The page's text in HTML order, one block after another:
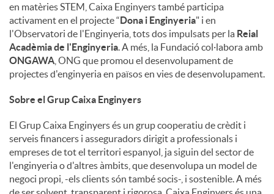
en matèries STEM, Caixa Enginyers també participa
activament en el projecte “Dona i Enginyeria" i en
l'Observatori de l'Enginyeria, tots dos impulsats per la Reial
Acadèmia de l'Enginyeria. A més, la Fundació col·labora amb
ONGAWA , ONG que promou el desenvolupament de
projectes d'enginyeria en països en vies de desenvolupament.
Sobre el Grup Caixa Enginyers
El Grup Caixa Enginyers és un grup cooperatiu de crèdit i
serveis financers i asseguradors dirigit a professionals i
empreses de tot el territori espanyol, ja siguin del sector de
l'enginyeria o d'altres àmbits, que desenvolupa un model de
negoci propi, -els clients són també socis-, i sostenible. A més